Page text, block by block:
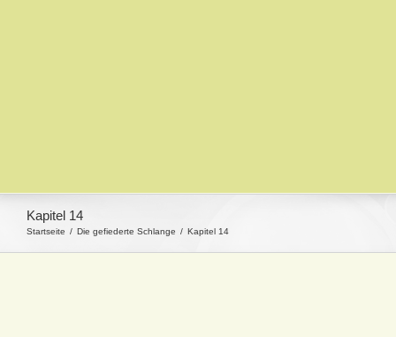
Kapitel 14
Startseite Die gefiederte Schlange Kapitel 14